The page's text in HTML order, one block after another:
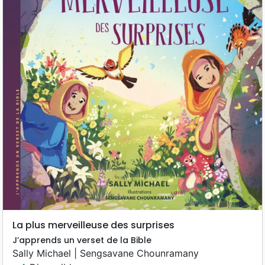
La plus merveilleuse des surprises
J’apprends un verset de la Bible
Sally Michael | Sengsavane Chounramany